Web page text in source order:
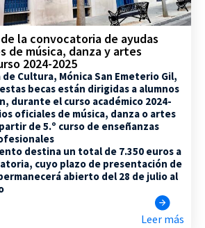
la convocatoria de ayudas
de música, danza y artes
2024-2025
de Cultura, Mónica San Emeterio Gil,
becas están dirigidas a alumnos
durante el curso académico 2024-
oficiales de música, danza o artes
de 5.º curso de enseñanzas
destina un total de 7.350 euros a
cuyo plazo de presentación de
abierto del 28 de julio al
Leer más